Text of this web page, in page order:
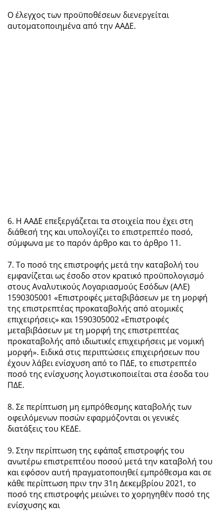
Ο έλεγχος των προϋποθέσεων διενεργείται
αυτοματοποιημένα από την ΑΑΔΕ.
6. Η ΑΑΔΕ επεξεργάζεται τα στοιχεία που έχει στη
διάθεσή της και υπολογίζει το επιστρεπτέο ποσό,
σύμφωνα με το παρόν άρθρο και το άρθρο 11.
7. Το ποσό της επιστροφής μετά την καταβολή του
εμφανίζεται ως έσοδο στον κρατικό προϋπολογισμό
στους Αναλυτικούς Λογαριασμούς Εσόδων (ΑΛΕ)
1590305001 «Επιστροφές μεταβιβάσεων με τη μορφή
της επιστρεπτέας προκαταβολής από ατομικές
επιχειρήσεις» και 1590305002 «Επιστροφές
μεταβιβάσεων με τη μορφή της επιστρεπτέας
προκαταβολής από ιδιωτικές επιχειρήσεις με νομική
μορφή». Ειδικά στις περιπτώσεις επιχειρήσεων που
έχουν λάβει ενίσχυση από το ΠΔΕ, το επιστρεπτέο
ποσό της ενίσχυσης λογιστικοποιείται στα έσοδα του
ΠΔΕ.
8. Σε περίπτωση μη εμπρόθεσμης καταβολής των
οφειλόμενων ποσών εφαρμόζονται οι γενικές
διατάξεις του ΚΕΔΕ.
9. Στην περίπτωση της εφάπαξ επιστροφής του
ανωτέρω επιστρεπτέου ποσού μετά την καταβολή του
και εφόσον αυτή πραγματοποιηθεί εμπρόθεσμα και σε
κάθε περίπτωση πριν την 31η Δεκεμβρίου 2021, το
ποσό της επιστροφής μειώνει το χορηγηθέν ποσό της
ενίσχυσης και